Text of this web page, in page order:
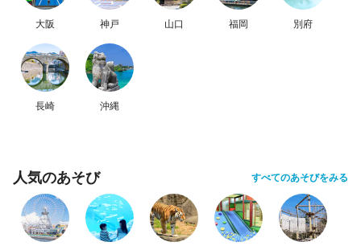
大阪 神戸 山口 福岡 別府
長崎 沖縄
人気のあそび すべてのあそびをみる